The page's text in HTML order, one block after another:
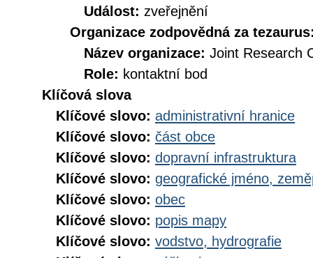
Událost: zveřejnění
Organizace zodpovědná za
Název organizace: Joint Research
Role: kontaktní bod
Klíčová slova
Klíčové slovo: administrativní hranice
Klíčové slovo: část obce
Klíčové slovo: dopravní infrastruktura
Klíčové slovo: geografické jméno,
Klíčové slovo: obec
Klíčové slovo: popis mapy
Klíčové slovo: vodstvo, hydrografie